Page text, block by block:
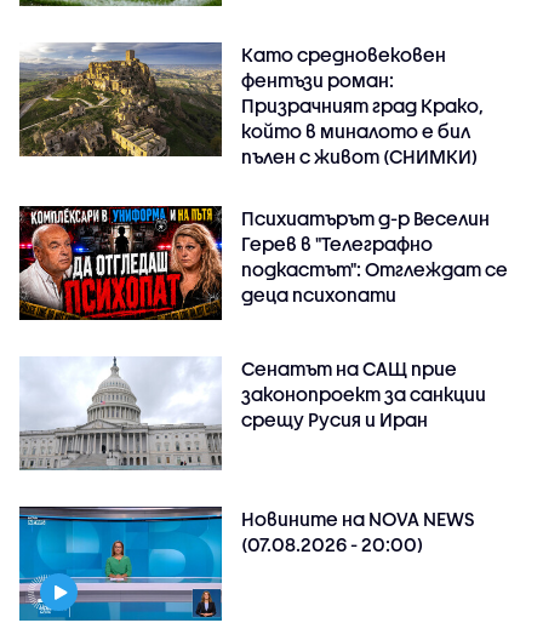
Като средновековен
фентъзи роман:
Призрачният град Крако,
който в миналото е бил
пълен с живот (СНИМКИ)
Психиатърът д-р Веселин
Герев в "Телеграфно
подкастът": Отглеждат се
деца психопати
Сенатът на САЩ прие
законопроект за санкции
срещу Русия и Иран
Новините на NOVA NEWS
(07.08.2026 - 20:00)